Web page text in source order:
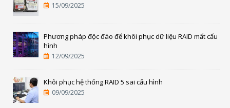
15/09/2025
Phương pháp độc đáo để khôi phục dữ liệu RAID mất cấu
hình
12/09/2025
Khôi phục hệ thống RAID 5 sai cấu hình
09/09/2025